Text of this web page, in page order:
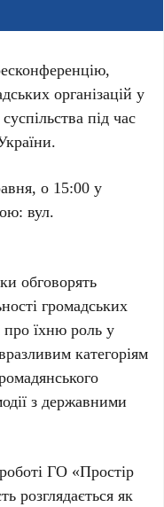
організацій у
під час
о 15:00 у
вул.
обговорять
громадських
про їхню роль у
категоріям
з державними
ГО «Простір
розглядається як